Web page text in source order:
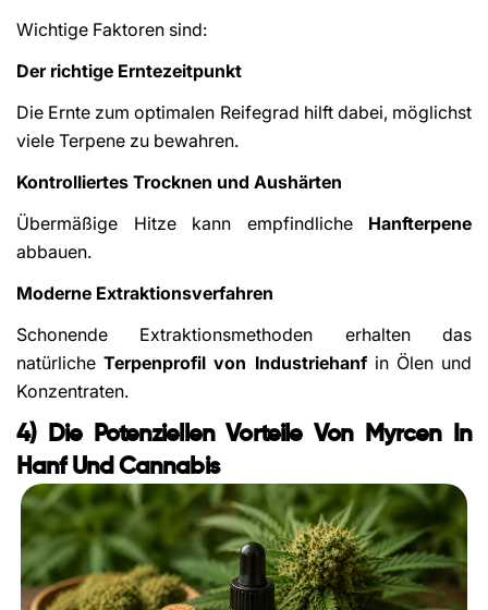
Wichtige Faktoren sind:
Der richtige Erntezeitpunkt
Die Ernte zum optimalen Reifegrad hilft dabei, möglichst
viele Terpene zu bewahren.
Kontrolliertes Trocknen und Aushärten
Übermäßige Hitze kann empfindliche Hanfterpene
abbauen.
Moderne Extraktionsverfahren
Schonende Extraktionsmethoden erhalten das
natürlicheTerpenprofil von Industriehanfin Ölen und
Konzentraten.
4) Die Potenziellen Vorteile Von Myrcen In
Hanf Und Cannabis